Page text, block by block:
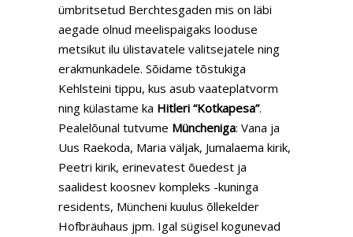
ümbritsetud Berchtesgaden mis on läbi
aegade olnud meelispaigaks looduse
metsikut ilu ülistavatele valitsejatele ning
erakmunkadele. Sõidame tõstukiga
Kehlsteini tippu, kus asub vaateplatvorm
ning külastame ka Hitleri “Kotkapesa”.
Pealelõunal tutvume Müncheniga: Vana ja
Uus Raekoda, Maria väljak, Jumalaema kirik,
Peetri kirik, erinevatest õuedest ja
saalidest koosnev kompleks -kuninga
residents, Müncheni kuulus õllekelder
Hofbräuhaus jpm. Igal sügisel kogunevad